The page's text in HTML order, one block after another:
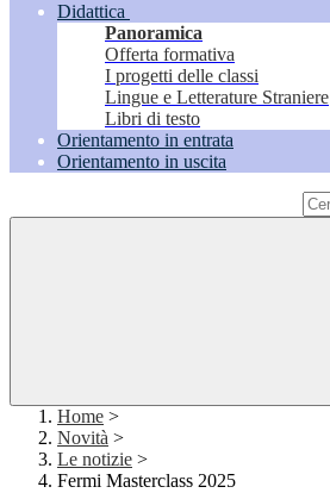
Didattica
Panoramica
Offerta formativa
I progetti delle classi
Lingue e Letterature Straniere
Libri di testo
Orientamento in entrata
Orientamento in uscita
Home >
Novità >
Le notizie >
Fermi Masterclass 2025